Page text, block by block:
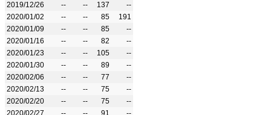
2019/12/26
-- -- 137
--
2020/01/02
-- -- 85
191
2020/01/09
-- -- 85
--
2020/01/16
-- -- 82
--
2020/01/23
-- -- 105
--
2020/01/30
-- -- 89
--
2020/02/06
-- -- 77
--
2020/02/13
-- -- 75
--
2020/02/20
-- -- 75
--
2020/02/27
-- -- 91
--